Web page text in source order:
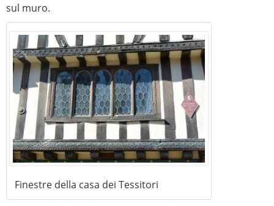
sul muro.
Finestre della casa dei Tessitori